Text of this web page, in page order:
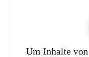
Um Inhalte